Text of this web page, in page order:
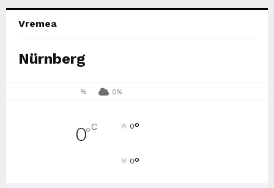
Vremea
Nürnberg
% 0%
0°C 0°
0°